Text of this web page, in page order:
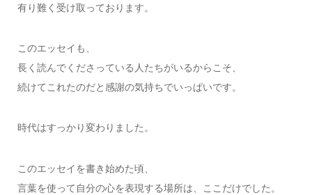
有り難く受け取っております。
このエッセイも、
長く読んでくださっている人たちがいるからこそ、
続けてこれたのだと感謝の気持ちでいっぱいです。
時代はすっかり変わりました。
このエッセイを書き始めた頃、
言葉を使って自分の心を表現する場所は、ここだけでした。